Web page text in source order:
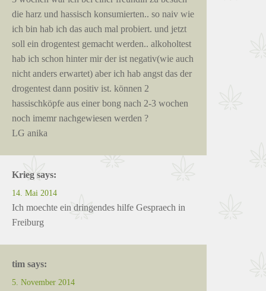
die harz und hassisch konsumierten.. so naiv wie
ich bin hab ich das auch mal probiert. und jetzt
soll ein drogentest gemacht werden.. alkoholtest
hab ich schon hinter mir der ist negativ(wie auch
nicht anders erwartet) aber ich hab angst das der
drogentest dann positiv ist. können 2
hassischköpfe aus einer bong nach 2-3 wochen
noch imemr nachgewiesen werden ?
LG anika
Krieg says:
14. Mai 2014
Ich moechte ein dringendes hilfe Gespraech in
Freiburg
tim says:
5. November 2014